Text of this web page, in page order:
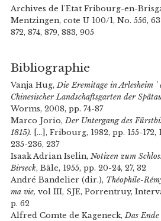
Archives de l'Etat Fribourg-en-
Mentzingen, cote U 100/1, No. 556,
872, 874, 879, 883, 905
Bibliographie
Vanja Hug,Die Eremitage in Arlesheim '
Chinesischer Landschaftsgarten der
Worms, 2008, pp. 74-87
Marco Jorio,Der Untergang des
1815).
[...], Fribourg, 1982, pp. 155-172,
235-236, 237
Isaak Adrian Iselin, Notizen zum
Birseck, Bâle, 1955, pp. 20-24, 27, 32
André Bandelier (dir.), Théophile-
ma vie, vol III, SJE, Porrentruy,
p. 62
Alfred Comte de Kageneck,Das